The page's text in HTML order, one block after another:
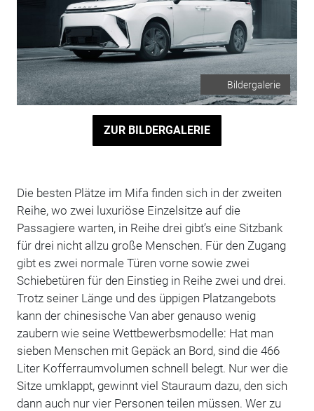
Bildergalerie
ZUR BILDERGALERIE
Die besten Plätze im Mifa finden sich in der zweiten
Reihe, wo zwei luxuriöse Einzelsitze auf die
Passagiere warten, in Reihe drei gibt’s eine Sitzbank
für drei nicht allzu große Menschen. Für den Zugang
gibt es zwei normale Türen vorne sowie zwei
Schiebetüren für den Einstieg in Reihe zwei und drei.
Trotz seiner Länge und des üppigen Platzangebots
kann der chinesische Van aber genauso wenig
zaubern wie seine Wettbewerbsmodelle: Hat man
sieben Menschen mit Gepäck an Bord, sind die 466
Liter Kofferraumvolumen schnell belegt. Nur wer die
Sitze umklappt, gewinnt viel Stauraum dazu, den sich
dann auch nur vier Personen teilen müssen. Wer zu